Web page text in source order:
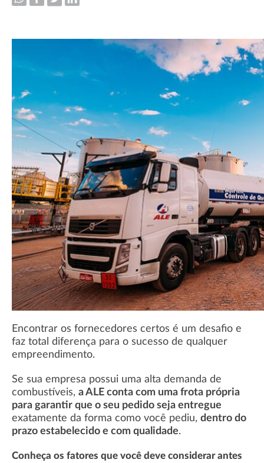
Encontrar os fornecedores certos é um desafio e
faz total diferença para o sucesso de qualquer
empreendimento.
Se sua empresa possui uma alta demanda de
combustíveis, a ALE conta com uma frota própria
para garantir que o seu pedido seja entregue
exatamente da forma como você pediu, dentro do
prazo estabelecido e com qualidade.
Conheça os fatores que você deve considerar antes